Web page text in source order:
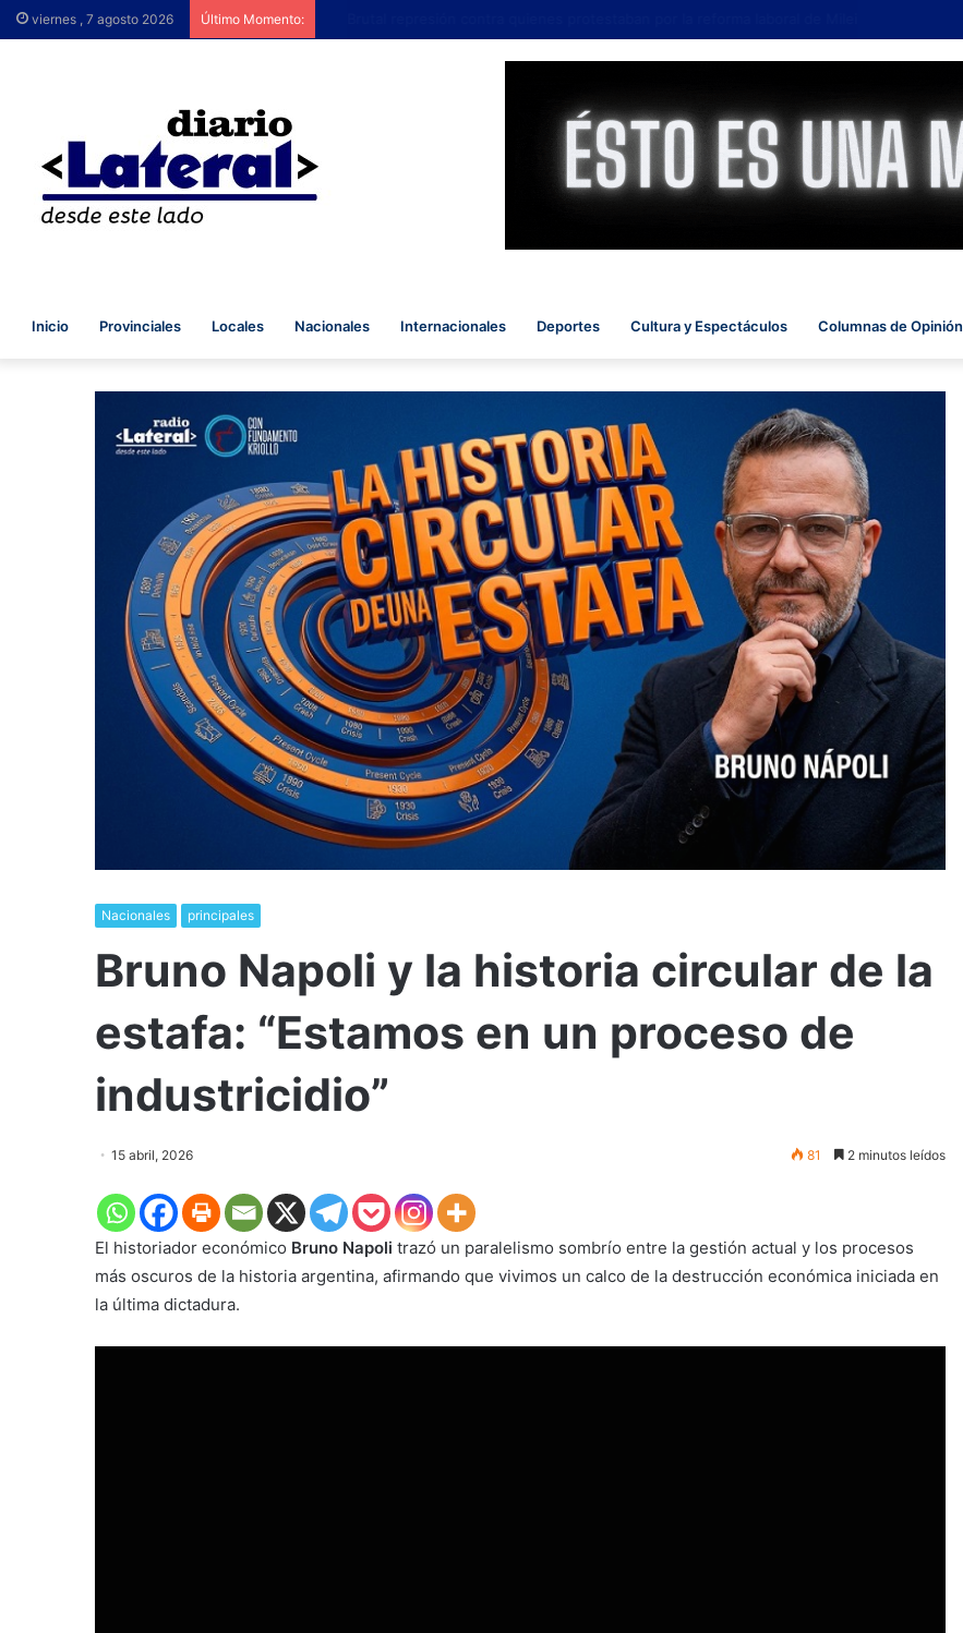
viernes , 7 agosto 2026 Último Momento:
Inicio Provinciales Locales Nacionales Internacionales Deportes Cultura y Espectáculos Columnas de Opinión
Nacionales principales
Bruno Napoli y la historia circular de la
estafa: “Estamos en un proceso de
industricidio”
15 abril, 2026 81 2 minutos leídos
El historiador económico Bruno Napoli trazó un paralelismo sombrío entre la gestión actual y los procesos
más oscuros de la historia argentina, afirmando que vivimos un calco de la destrucción económica iniciada en
la última dictadura.